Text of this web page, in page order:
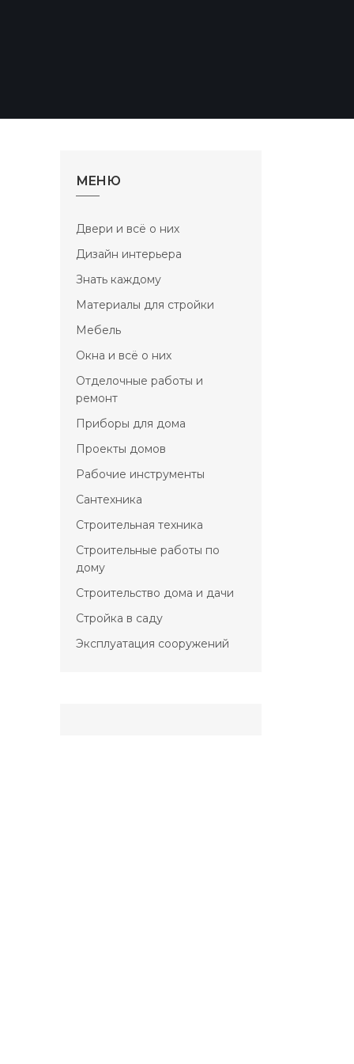
МЕНЮ
Двери и всё о них
Дизайн интерьера
Знать каждому
Материалы для стройки
Мебель
Окна и всё о них
Отделочные работы и
ремонт
Приборы для дома
Проекты домов
Рабочие инструменты
Сантехника
Строительная техника
Строительные работы по
дому
Строительство дома и дачи
Стройка в саду
Эксплуатация сооружений